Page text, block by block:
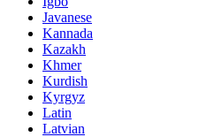
Javanese
Kannada
Kazakh
Khmer
Kurdish
Kyrgyz
Latin
Latvian